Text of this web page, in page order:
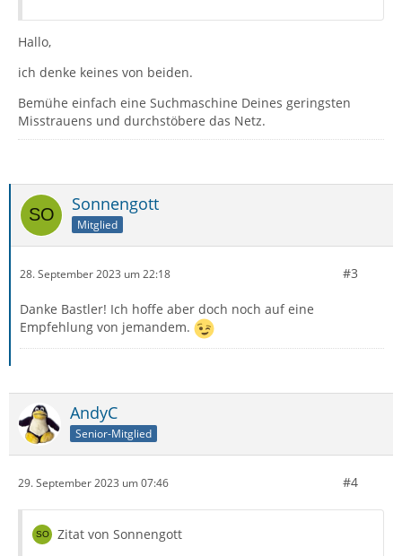
Hallo,
ich denke keines von beiden.
Bemühe einfach eine Suchmaschine Deines geringsten
Misstrauens und durchstöbere das Netz.
Sonnengott
Mitglied
28. September 2023 um 22:18 #3
Danke Bastler! Ich hoffe aber doch noch auf eine
Empfehlung von jemandem.
AndyC
Senior-Mitglied
29. September 2023 um 07:46 #4
Zitat von Sonnengott